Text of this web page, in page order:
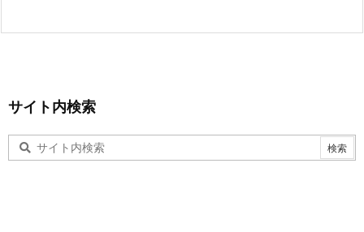
サイト内検索